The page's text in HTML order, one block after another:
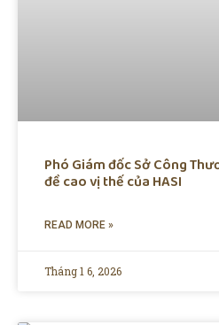
Phó Giám đốc Sở Công
đề cao vị thế của HASI
READ MORE »
Tháng 1 6, 2026